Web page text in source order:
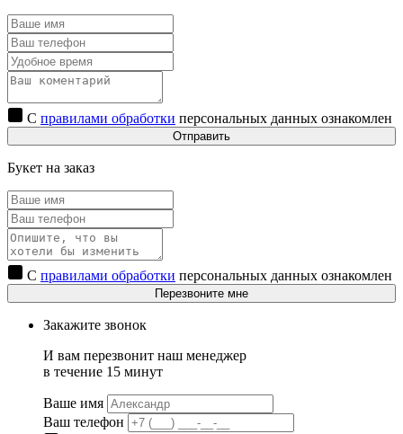
С правилами обработки персональных данных ознакомлен
Отправить
Букет на заказ
С правилами обработки персональных данных ознакомлен
Перезвоните мне
Закажите звонок
И вам перезвонит наш менеджер
в течение 15 минут
Ваше имя
Ваш телефон